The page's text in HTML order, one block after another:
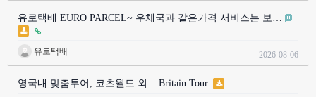
유로택배 EURO PARCEL~ 우체국과 같은가격 서비스는 보…
유로택배 2026-08-06
영국내 맞춤투어, 코츠월드 외... Britain Tour.